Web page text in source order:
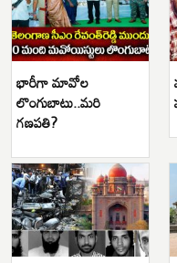
భారీగా మావోల
లొంగుబాటు..మరి
గణపతి?